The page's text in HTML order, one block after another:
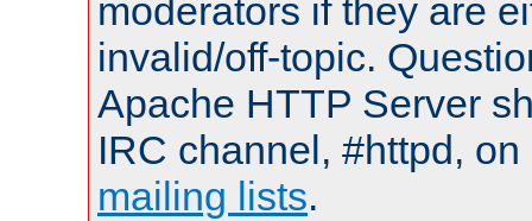
moderators if they are
invalid/off-topic.
Apache HTTP Server
IRC channel, #httpd,
mailing lists.